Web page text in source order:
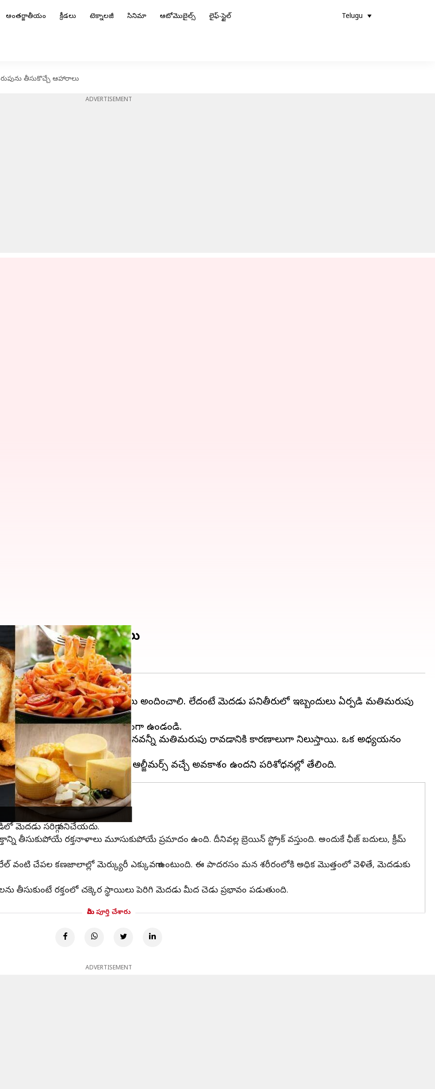
అంతర్జాతీయం క్రీడలు టెక్నాలజీ సినిమా ఆటోమొబైల్స్ లైఫ్-స్టైల్ Telugu
తీసుకొచ్చే ఆహారాలు
ADVERTISEMENT
తీసుకొచ్చే ఆహారాలు
. అందుకే మెదడుకు మంచి పోషకాలు అందించాలి. లేదంటే మెదడు పనితీరులో ఇబ్బందులు ఏర్పడి మతిమరుపు
వాటి నుండి వీలైనంత దూరంగా ఉండండి.
ఫ్రెంచ్ ఫ్రైస్, చికెన్ మొదలగునవన్నీ మతిమరుపు రావడానికి కారణాలుగా నిలుస్తాయి. ఒక అధ్యయనం
తగ్గినట్లు తెలిసింది.
మెదడు సరిగ్గా పనిచేయదు.
తీసుకుపోయే రక్తనాళాలు మూసుకుపోయే ప్రమాదం ఉంది. దీనివల్ల బ్రెయిన్ స్ట్రోక్ వస్తుంది. అందుకే ఛీజ్ బదులు, క్రీమ్
వంటి చేపల కణజాలాల్లో మెర్క్యురీ ఎక్కువగా ఉంటుంది. ఈ పాదరసం మన శరీరంలోకి అధిక మొత్తంలో వెళితే, మెదడుకు
తీసుకుంటే రక్తంలో చక్కెర స్థాయిలు పెరిగి మెదడు మీద చెడు ప్రభావం పడుతుంది.
మీరు పూర్తి చేశారు
ADVERTISEMENT